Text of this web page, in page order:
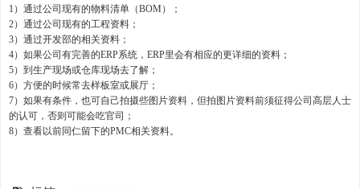
1）通过公司现有的物料清单（BOM）；
2）通过公司现有的工程资料；
3）通过开发部的相关资料；
4）如果公司有完善的ERP系统，ERP里会有相应的更详细的资料；
5）到生产现场或仓库现场去了解；
6）方便的时候常去样板室或展厅；
7）如果有条件，也可自己拍摄些图片资料，但拍图片资料前须征得公司高层人士
的认可，否则可能会吃官司；
8）查看以前同仁留下的PMC相关资料。